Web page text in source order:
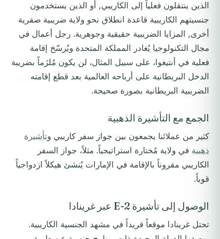
الذين ينتقلون فعلياً إلى الكاريبي, أو الذين يستخدمون
جنسيتهم الكاريبية قاعدة انطلاق نحو ولاية ضريبية صفرية
أخرى, المزايا الضريبية حقيقية وجوهرية. رجل أعمال في
مجال التكنولوجيا يُغادر المملكة المتحدة ويُرسّخ إقامة
فعلية في أنتيغوا، على سبيل المثال، لن يكون مُلزَماً بضريبة
الدخل البريطانية على أرباحه العالمية بعد قطع إقامته
الضريبية البريطانية بصورة صحيحة.
الجمع مع التأشيرة الذهبية
كثير من عملائنا يجمعون بين جواز سفر كاريبي وتأشيرة
ذهبية في ولاية مُختارة استراتيجياً. مثلاً، جواز السفر
الكاريبي مقروناً بالإقامة في الإمارات يُنشئ هيكلاً ازدواجياً
قوياً.
الوصول إلى تأشيرة E-2 عبر غرينادا
تحتل غرينادا موقعاً فريداً في مشهد الجنسية الكاريبية.